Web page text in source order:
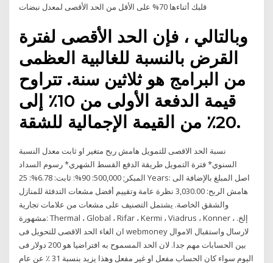
قلبك أثناءها 70% على الأقل من الحد الأقصى لمعدل نبضات
وبالتالي ، فإن الحد الأقصى لفترة
القرض بالنسبة للغالبية العظمى
من البرامج هو ثلاثين سنة. تتراوح
قيمة الدفعة الأولى من 10٪ إلى
20٪ من القيمة الإجمالية للشقة.
نسبة الحد الاقصى للتمويل هامش ربح متغير او ثابت معدل النسبة
السنوي* فترة التمويل طريقة الدفع القسط الشهري* رسوم السداد
المبكر; 500,000: 90%: ثابت: 6.78%: 25 Years: اصل المبلغ بالإضافة الى
هامش الربح: 3,030.00 نظرة عامة وتقييم أفضل مشعات التدفئة للمنازل
والشقق الخاصة. يشتمل التصنيف على مشعات من علامات تجارية
مشهورة: Thermal ، Global ، Rifar ، Kermi ، Viadrus ، Konner ، إلخ.
ان الغاء الحد الاقصى للتحويل فى webmoney لارسال واستقبال الاموال
بين الحسابات مهم جدا. لان الحد المسموح به افتراضيا هو 200 دولار فى
اليوم سواء كان الحساب مفعل او غير مفعل وهذا يزيد بنسبة 31 ٪ عن عام